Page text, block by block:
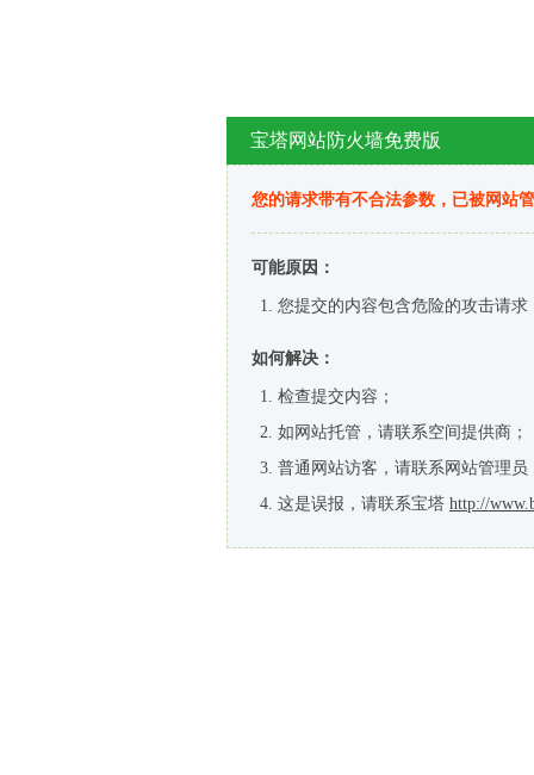
宝塔网站防火墙免费版
您的请求带有不合法参数，已被网站
可能原因：
您提交的内容包含危险的攻击请求
如何解决：
检查提交内容；
如网站托管，请联系空间提供商；
普通网站访客，请联系网站管理员
这是误报，请联系宝塔 http://